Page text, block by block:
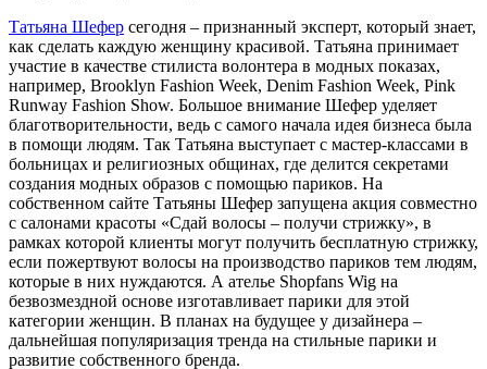
Татьяна Шефер сегодня – признанный эксперт, который знает,
как сделать каждую женщину красивой. Татьяна принимает
участие в качестве стилиста волонтера в модных показах,
например, Brooklyn Fashion Week, Denim Fashion Week, Pink
Runway Fashion Show. Большое внимание Шефер уделяет
благотворительности, ведь с самого начала идея бизнеса была
в помощи людям. Так Татьяна выступает с мастер-классами в
больницах и религиозных общинах, где делится секретами
создания модных образов с помощью париков. На
собственном сайте Татьяны Шефер запущена акция совместно
с салонами красоты «Сдай волосы – получи стрижку», в
рамках которой клиенты могут получить бесплатную стрижку,
если пожертвуют волосы на производство париков тем людям,
которые в них нуждаются. А ателье Shopfans Wig на
безвозмездной основе изготавливает парики для этой
категории женщин. В планах на будущее у дизайнера –
дальнейшая популяризация тренда на стильные парики и
развитие собственного бренда.